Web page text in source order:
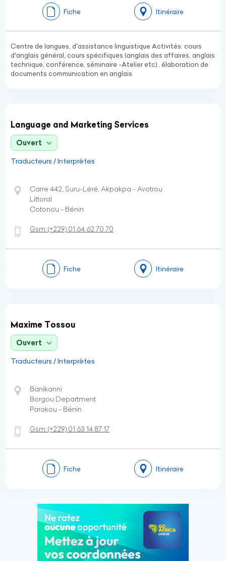
Fiche Itinéraire
Centre de langues, d'assistance linguistique Activités: cours
d'anglais général, cours spécifiques (anglais des affaires, anglais
technique, conférence, séminaire -Atelier etc) , élaboration de
documents communication en anglais
Language and Marketing Services
Ouvert
Traducteurs / Interprètes
Carre 442, Suru-Léré, Akpakpa - Avotrou
Littoral
Cotonou - Bénin
Gsm:(+229) 01 64 62 70 70
Fiche Itinéraire
Maxime Tossou
Ouvert
Traducteurs / Interprètes
Banikanni
Borgou Department
Parakou - Bénin
Gsm:(+229) 01 63 14 87 17
Fiche Itinéraire